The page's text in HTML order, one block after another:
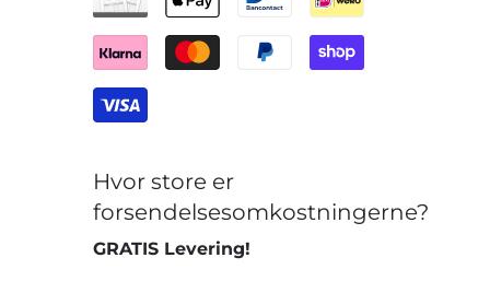
Hvor store er
forsendelsesomkostningerne?
GRATIS Levering!